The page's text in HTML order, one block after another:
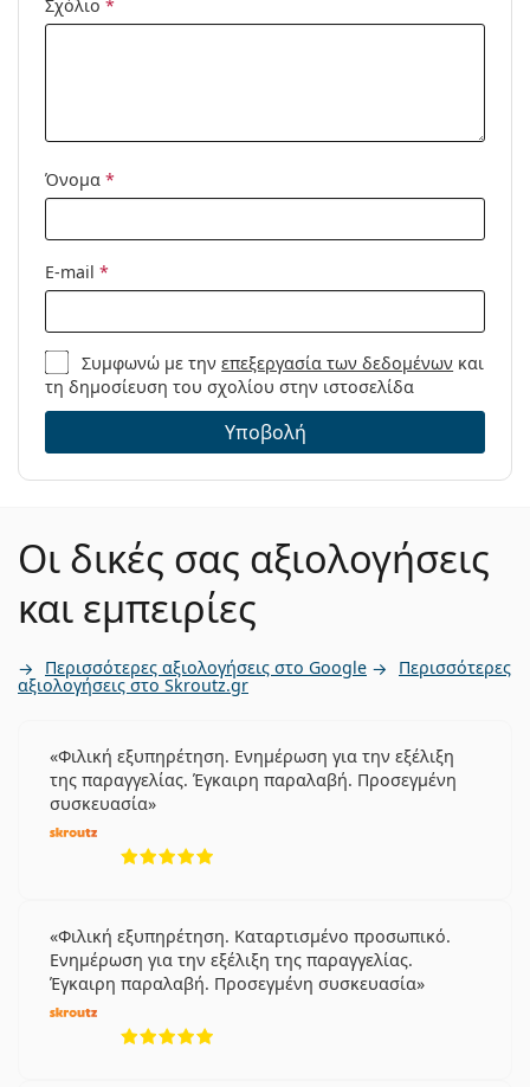
Προϊόντος /
Σχόλιο *
Όνομα *
E-mail *
Συμφωνώ με τηνεπεξεργασία των δεδομένων και
τη δημοσίευση του σχολίου στην ιστοσελίδα
Υποβολή
Οι δικές σας αξιολογήσεις
και εμπειρίες
Περισσότερες αξιολογήσεις στο Google Περισσότερες
αξιολογήσεις στο Skroutz.gr
Φιλική εξυπηρέτηση. Ενημέρωση για την εξέλιξη
της παραγγελίας. Έγκαιρη παραλαβή. Προσεγμένη
συσκευασία
Φιλική εξυπηρέτηση. Καταρτισμένο προσωπικό.
Ενημέρωση για την εξέλιξη της παραγγελίας.
Έγκαιρη παραλαβή. Προσεγμένη συσκευασία